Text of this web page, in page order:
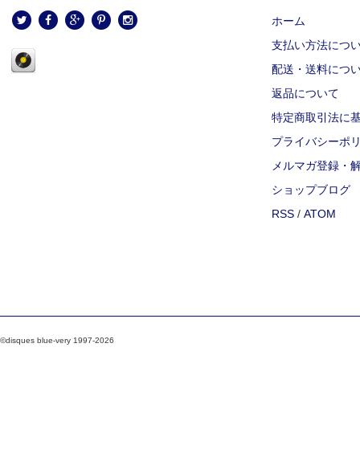
ホーム
支払い方法につ
配送・送料につ
返品について
特定商取引法に
プライバシーポ
メルマガ登録・
ショップブログ
RSS / ATOM
©disques blue-very 1997-2026